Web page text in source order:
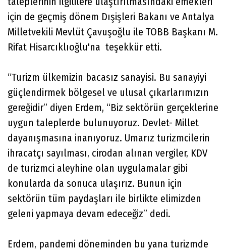
için de geçmiş dönem Dışişleri Bakanı ve Antalya
Milletvekili Mevlüt Çavuşoğlu ile TOBB Başkanı M.
Rifat Hisarcıklıoğlu'na teşekkür etti.
“Turizm ülkemizin bacasız sanayisi. Bu sanayiyi
güçlendirmek bölgesel ve ulusal çıkarlarımızın
gereğidir” diyen Erdem, “Biz sektörün gerçeklerine
uygun taleplerde bulunuyoruz. Devlet- Millet
dayanışmasına inanıyoruz. Umarız turizmcilerin
ihracatçı sayılması, cirodan alınan vergiler, KDV
de turizmci aleyhine olan uygulamalar gibi
konularda da sonuca ulaşırız. Bunun için
sektörün tüm paydaşları ile birlikte elimizden
geleni yapmaya devam edeceğiz” dedi.
Erdem, pandemi döneminden bu yana turizmde